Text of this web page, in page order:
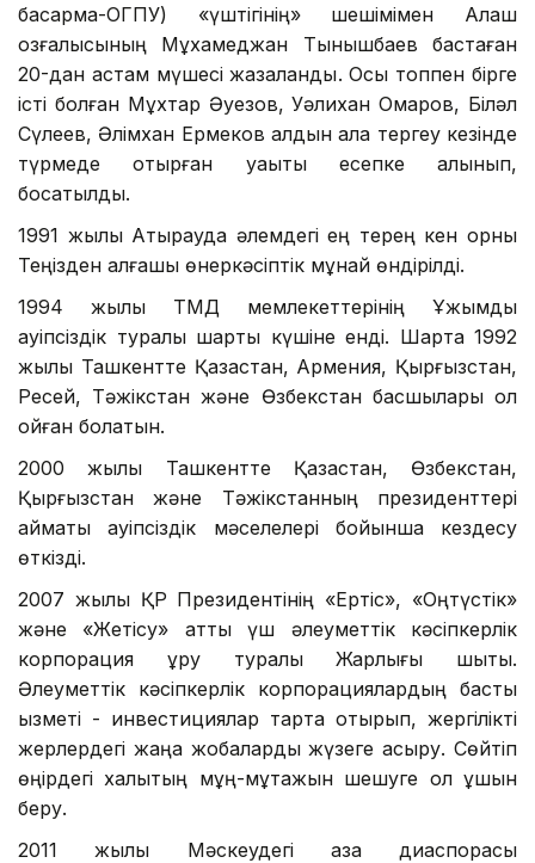
басқарма-ОГПУ) «үштігінің» шешімімен Алаш
қозғалысының Мұхамеджан Тынышбаев бастаған
20-дан астам мүшесі жазаланды. Осы топпен бірге
істі болған Мұхтар Әуезов, Уәлихан Омаров, Біләл
Сүлеев, Әлімхан Ермеков алдын ала тергеу кезінде
түрмеде отырған уақыты есепке алынып,
босатылды.
1991 жылы Атырауда әлемдегі ең терең кен орны
Теңізден алғашқы өнеркәсіптік мұнай өндірілді.
1994 жылы ТМД мемлекеттерінің Ұжымдық
қауіпсіздік туралы шарты күшіне енді. Шартқа 1992
жылы Ташкентте Қазақстан, Армения, Қырғызстан,
Ресей, Тәжікстан және Өзбекстан басшылары қол
қойған болатын.
2000 жылы Ташкентте Қазақстан, Өзбекстан,
Қырғызстан және Тәжікстанның президенттері
аймақтық қауіпсіздік мәселелері бойынша кездесу
өткізді.
2007 жылы ҚР Президентінің «Ертіс», «Оңтүстік»
және «Жетісу» атты үш әлеуметтік кәсіпкерлік
корпорация құру туралы Жарлығы шықты.
Әлеуметтік кәсіпкерлік корпорациялардың басты
қызметі - инвестициялар тарта отырып, жергілікті
жерлердегі жаңа жобаларды жүзеге асыру. Сөйтіп
өңірдегі халықтың мұң-мұқтажын шешуге қол ұшын
беру.
2011 жылы Мәскеудегі қазақ диаспорасы